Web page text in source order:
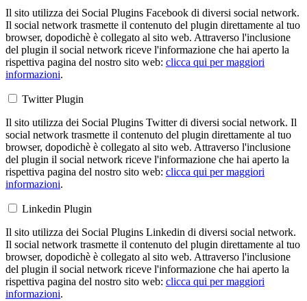
Il sito utilizza dei Social Plugins Facebook di diversi social network.
Il social network trasmette il contenuto del plugin direttamente al tuo
browser, dopodichè è collegato al sito web. Attraverso l'inclusione
del plugin il social network riceve l'informazione che hai aperto la
rispettiva pagina del nostro sito web: clicca qui per maggiori
informazioni.
Twitter Plugin
Il sito utilizza dei Social Plugins Twitter di diversi social network. Il
social network trasmette il contenuto del plugin direttamente al tuo
browser, dopodichè è collegato al sito web. Attraverso l'inclusione
del plugin il social network riceve l'informazione che hai aperto la
rispettiva pagina del nostro sito web: clicca qui per maggiori
informazioni.
Linkedin Plugin
Il sito utilizza dei Social Plugins Linkedin di diversi social network.
Il social network trasmette il contenuto del plugin direttamente al tuo
browser, dopodichè è collegato al sito web. Attraverso l'inclusione
del plugin il social network riceve l'informazione che hai aperto la
rispettiva pagina del nostro sito web: clicca qui per maggiori
informazioni.